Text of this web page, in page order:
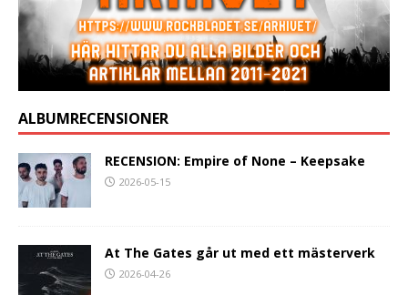
ALBUMRECENSIONER
RECENSION: Empire of None – Keepsake
2026-05-15
At The Gates går ut med ett mästerverk
2026-04-26